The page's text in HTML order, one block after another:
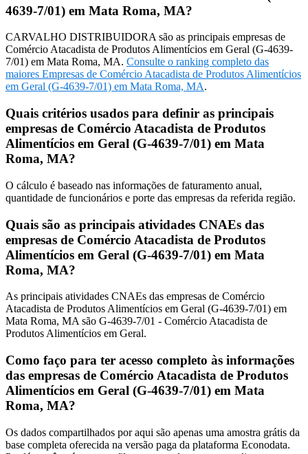
4639-7/01) em Mata Roma, MA?
CARVALHO DISTRIBUIDORA são as principais empresas de
Comércio Atacadista de Produtos Alimentícios em Geral (G-4639-
7/01) em Mata Roma, MA. Consulte o ranking completo das
maiores Empresas de Comércio Atacadista de Produtos Alimentícios
em Geral (G-4639-7/01) em Mata Roma, MA.
Quais critérios usados para definir as principais
empresas de Comércio Atacadista de Produtos
Alimentícios em Geral (G-4639-7/01) em Mata
Roma, MA?
O cálculo é baseado nas informações de faturamento anual,
quantidade de funcionários e porte das empresas da referida região.
Quais são as principais atividades CNAEs das
empresas de Comércio Atacadista de Produtos
Alimentícios em Geral (G-4639-7/01) em Mata
Roma, MA?
As principais atividades CNAEs das empresas de Comércio
Atacadista de Produtos Alimentícios em Geral (G-4639-7/01) em
Mata Roma, MA são G-4639-7/01 - Comércio Atacadista de
Produtos Alimentícios em Geral.
Como faço para ter acesso completo às informações
das empresas de Comércio Atacadista de Produtos
Alimentícios em Geral (G-4639-7/01) em Mata
Roma, MA?
Os dados compartilhados por aqui são apenas uma amostra grátis da
base completa oferecida na versão paga da plataforma Econodata.